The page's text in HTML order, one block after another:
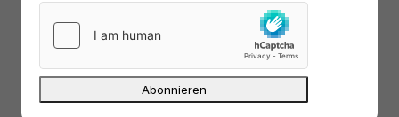
Hintergrund wurden bei den Fernseh-
Interviews derart wichtige Informationen
verschwiegen? Zumindest für den Soester
Journalisten Üretmen „stinkt die ganze
Nummer zum Himmel“